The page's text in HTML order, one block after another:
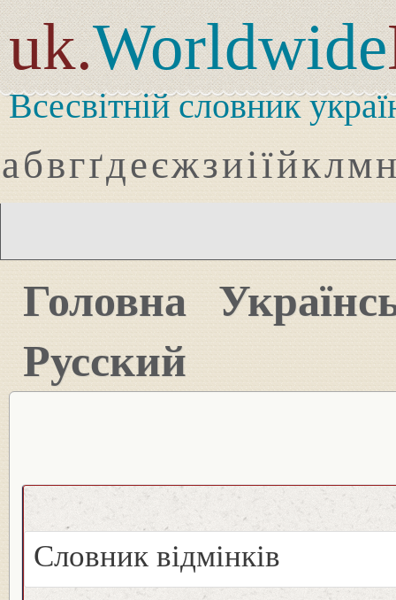
uk.Worldwide
Всесвітній словник
абвгґдеєжзиіїйклмн
Головна
Русский
Словник відмінків